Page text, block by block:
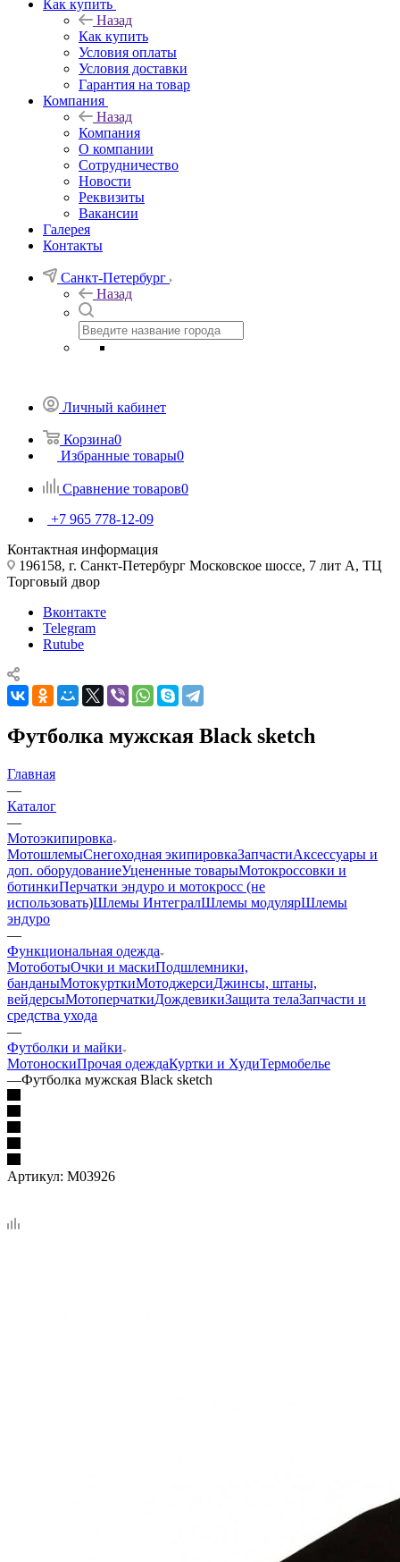
Как купить
Назад
Как купить
Условия оплаты
Условия доставки
Гарантия на товар
Компания
Назад
Компания
О компании
Сотрудничество
Новости
Реквизиты
Вакансии
Галерея
Контакты
Санкт-Петербург
Назад
Личный кабинет
Корзина0
Избранные товары0
Сравнение товаров0
+7 965 778-12-09
Контактная информация
196158, г. Санкт-Петербург Московское шоссе, 7 лит А, ТЦ
Торговый двор
Вконтакте
Telegram
Rutube
Футболка мужская Black sketch
Главная
—
Каталог
—
Мотоэкипировка
МотошлемыСнегоходная экипировкаЗапчастиАксессуары и
доп. оборудованиеУцененные товарыМотокроссовки и
ботинкиПерчатки эндуро и мотокросс (не
использовать)Шлемы ИнтегралШлемы модулярШлемы
эндуро
—
Функциональная одежда
МотоботыОчки и маскиПодшлемники,
банданыМотокурткиМотоджерсиДжинсы, штаны,
вейдерсыМотоперчаткиДождевикиЗащита телаЗапчасти и
средства ухода
—
Футболки и майки
МотоноскиПрочая одеждаКуртки и ХудиТермобелье
—Футболка мужская Black sketch
Артикул: M03926